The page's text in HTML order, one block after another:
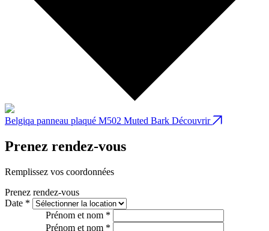
Belgiqa panneau plaqué M502 Muted Bark Découvrir
Prenez rendez-vous
Remplissez vos coordonnées
Prenez rendez-vous
Date *
Prénom et nom *
Prénom et nom *